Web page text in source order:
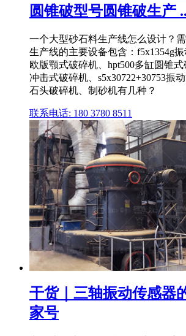
圆锥破型号圆锥破生产
一个大型砂石料生产线怎么设计？
生产线的主要设备包含：f5x1354g
欧版颚式破碎机、hpt500多缸圆锥式
冲击式破碎机、s5x30722+30753振
石头破碎机、制砂机有几种？
联系电话: 180 3780 8511
干货｜三轴振动传感器
家号